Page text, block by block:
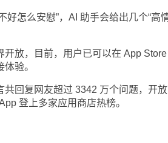
好怎么安慰”，AI 助手会给出几个“高
放，目前，用户已可以在 App Store
验。
回复网友超过 3342 万个问题，开
登上多家应用商店热榜。